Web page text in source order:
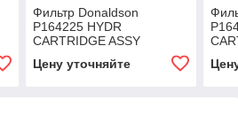
Фильтр Donaldson
P164225 HYDR
CARTRIDGE ASSY
Цену уточняйте